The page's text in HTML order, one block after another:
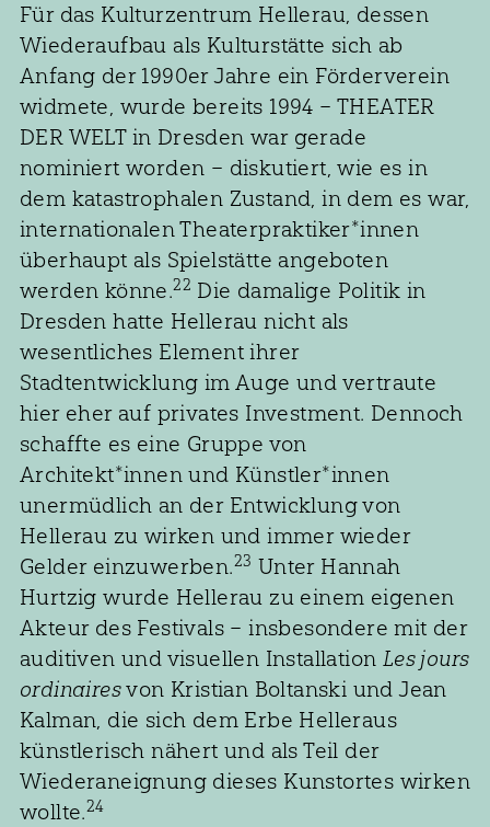
Für das Kulturzentrum Hellerau, dessen
Wiederaufbau als Kulturstätte sich ab
Anfang der 1990er Jahre ein Förderverein
widmete, wurde bereits 1994 – THEATER
DER WELT in Dresden war gerade
nominiert worden – diskutiert, wie es in
dem katastrophalen Zustand, in dem es war,
internationalen Theaterpraktiker*innen
überhaupt als Spielstätte angeboten
werden könne.22 Die damalige Politik in
Dresden hatte Hellerau nicht als
wesentliches Element ihrer
Stadtentwicklung im Auge und vertraute
hier eher auf privates Investment. Dennoch
schaffte es eine Gruppe von
Architekt*innen und Künstler*innen
unermüdlich an der Entwicklung von
Hellerau zu wirken und immer wieder
Gelder einzuwerben.23 Unter Hannah
Hurtzig wurde Hellerau zu einem eigenen
Akteur des Festivals – insbesondere mit der
auditiven und visuellen Installation Les jours
ordinairesvon Kristian Boltanski und Jean
Kalman, die sich dem Erbe Helleraus
künstlerisch nähert und als Teil der
Wiederaneignung dieses Kunstortes wirken
wollte.24